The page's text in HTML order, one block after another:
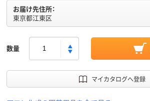
お届け先住所：
東京都江東区
数量
マイカタログへ登録